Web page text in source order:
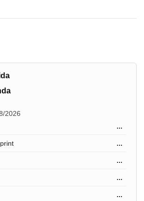
2026
...
...
...
...
...